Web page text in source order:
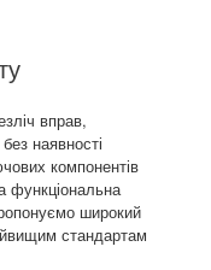
вправ,
наявності
компонентів
функціональна
широкий
стандартам